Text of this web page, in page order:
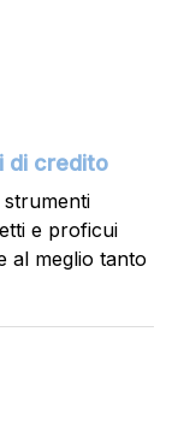
di credito
e proficui
al meglio tanto